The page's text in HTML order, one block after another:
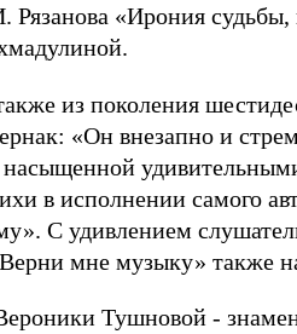
Рязанова «Ирония
из поколения
«Он внезапно и
в исполнении самого
С удивлением
мне музыку» также
Тушновой -